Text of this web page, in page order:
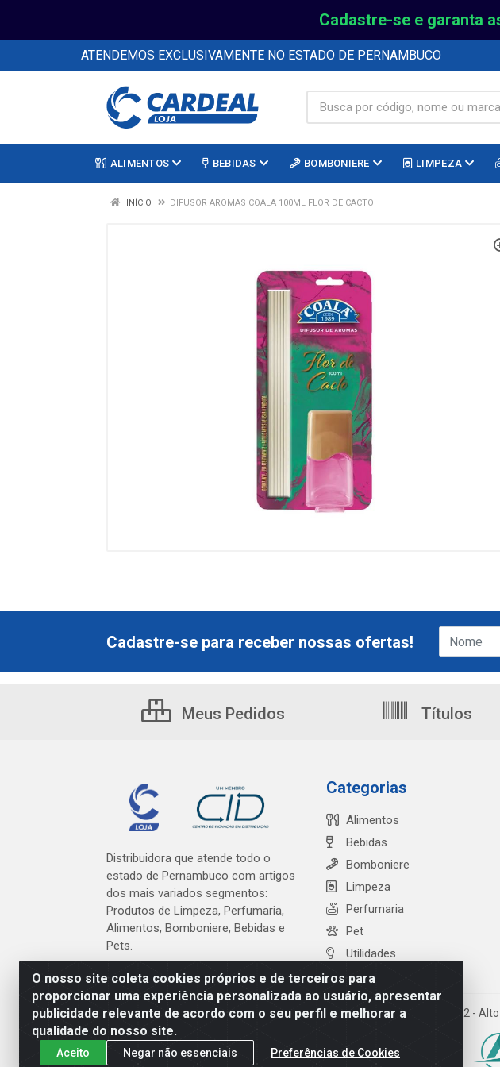
Cadastre-se e garanta
ATENDEMOS EXCLUSIVAMENTE NO ESTADO DE PERNAMBUCO
ALIMENTOS BEBIDAS BOMBONIERE LIMPEZA
INÍCIO DIFUSOR AROMAS COALA 100ML FLOR DE CACTO
O nosso site coleta cookies próprios e de terceiros para
proporcionar uma experiência personalizada ao usuário, apresentar
publicidade relevante de acordo com o seu perfil e melhorar a
qualidade do nosso site.
Aceito Negar não essenciais Preferências de Cookies
Cadastre-se para receber nossas ofertas!
Meus Pedidos Títulos
Distribuidora que atende todo o
estado de Pernambuco com artigos
dos mais variados segmentos:
Produtos de Limpeza, Perfumaria,
Alimentos, Bomboniere, Bebidas e
Pets.
Categorias
Alimentos
Bebidas
Bomboniere
Limpeza
Perfumaria
Pet
Utilidades
Cardeal Distribuidora - Estrada Alto do Moura, 582 -